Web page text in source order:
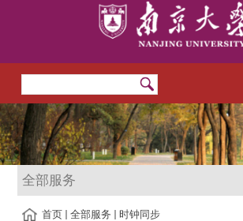
全部服务
首页 全部服务 时钟同步